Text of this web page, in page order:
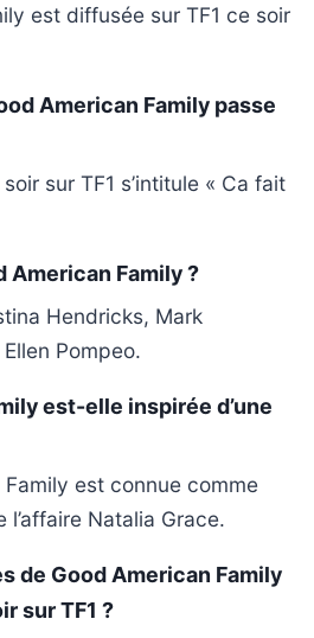
est diffusée sur TF1 ce soir
American Family passe
sur TF1 s’intitule « Ca fait
American Family ?
Hendricks, Mark
Pompeo.
est-elle inspirée d’une
est connue comme
l’affaire Natalia Grace.
de Good American Family
sur TF1 ?